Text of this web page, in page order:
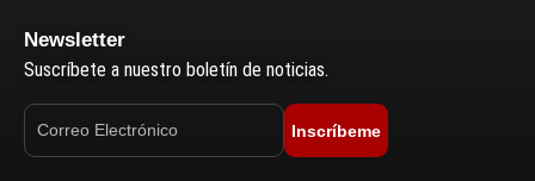
Newsletter
Suscríbete a nuestro boletín de noticias.
Inscríbeme